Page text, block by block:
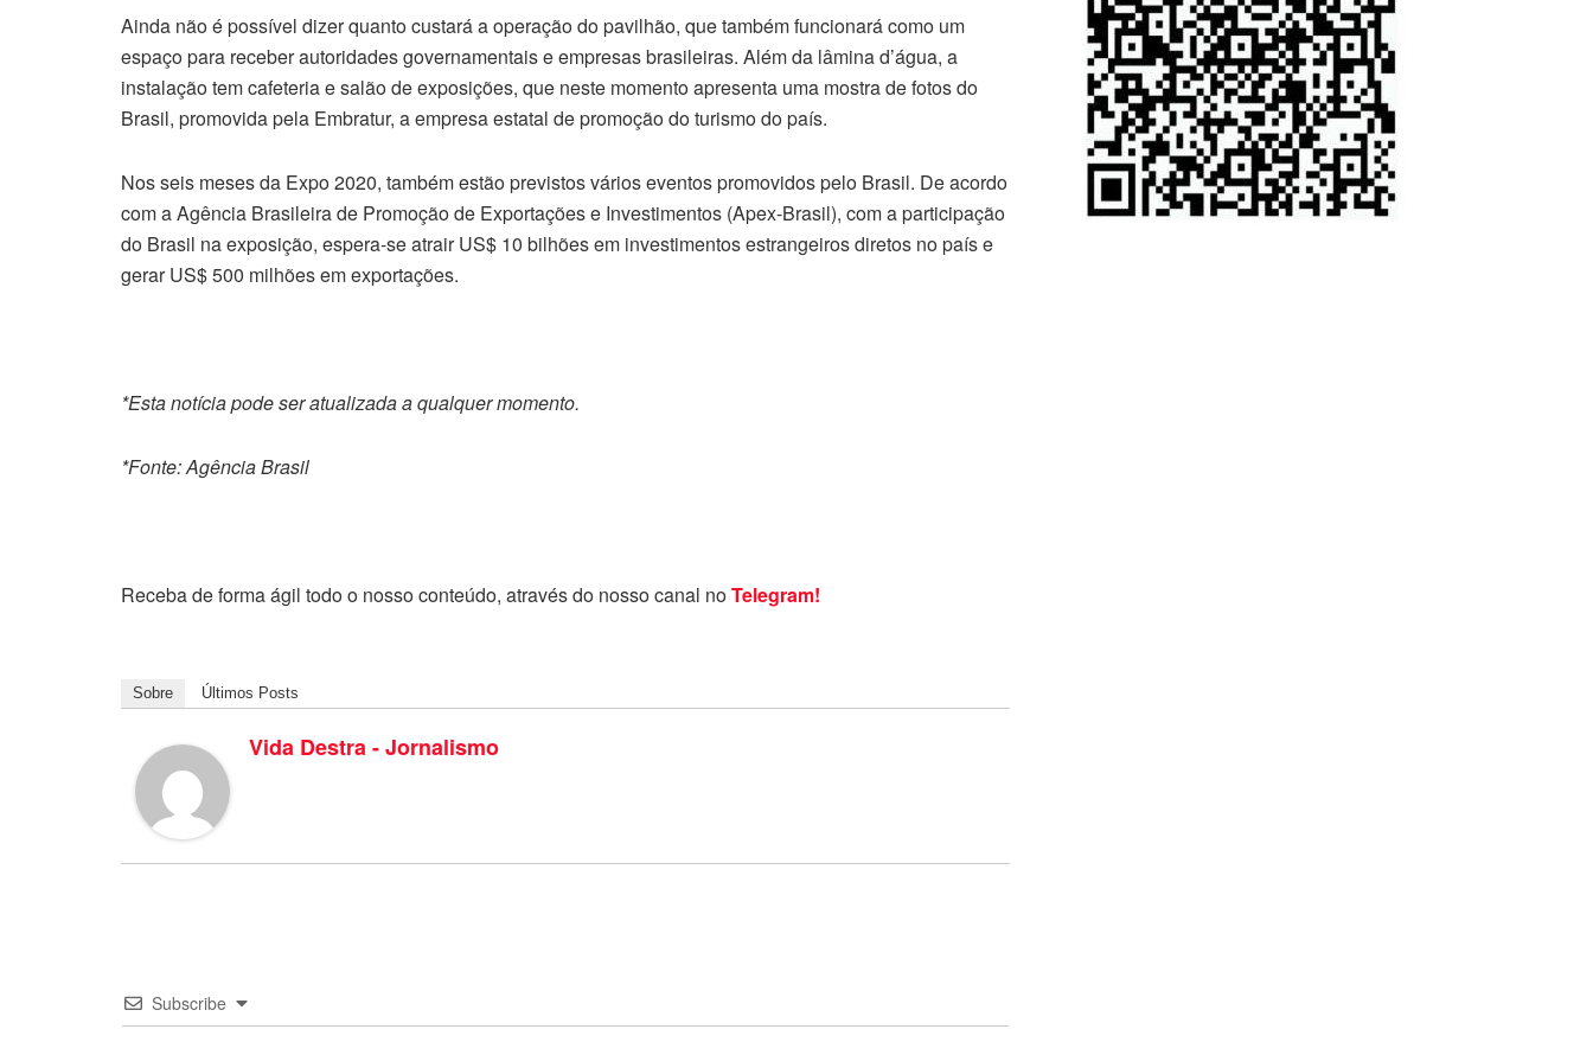
Ainda não é possível dizer quanto custará a operação do pavilhão, que também funcionará como um
espaço para receber autoridades governamentais e empresas brasileiras. Além da lâmina d’água, a
instalação tem cafeteria e salão de exposições, que neste momento apresenta uma mostra de fotos do
Brasil, promovida pela Embratur, a empresa estatal de promoção do turismo do país.
Nos seis meses da Expo 2020, também estão previstos vários eventos promovidos pelo Brasil. De acordo
com a Agência Brasileira de Promoção de Exportações e Investimentos (Apex-Brasil), com a participação
do Brasil na exposição, espera-se atrair US$ 10 bilhões em investimentos estrangeiros diretos no país e
gerar US$ 500 milhões em exportações.
*Esta notícia pode ser atualizada a qualquer momento.
*Fonte: Agência Brasil
Receba de forma ágil todo o nosso conteúdo, através do nosso canal noTelegram!
Sobre Últimos Posts
Vida Destra - Jornalismo
Subscribe